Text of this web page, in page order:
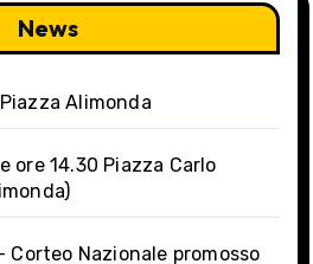
News
Alimonda
ore 14.30 Piazza Carlo
Corteo Nazionale promosso